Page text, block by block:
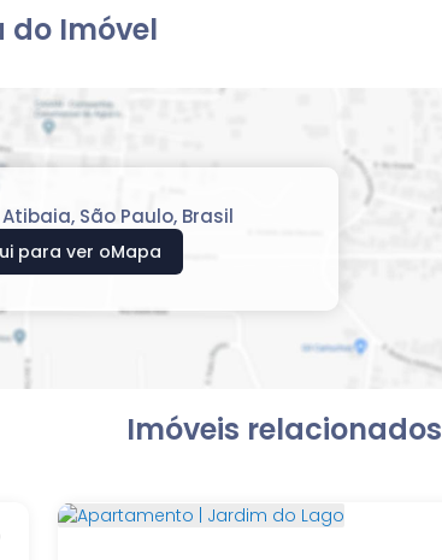
do Imóvel
Atibaia, São Paulo, Brasil
para ver oMapa
Imóveis relacionados